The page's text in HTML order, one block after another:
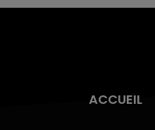
ACCUEIL